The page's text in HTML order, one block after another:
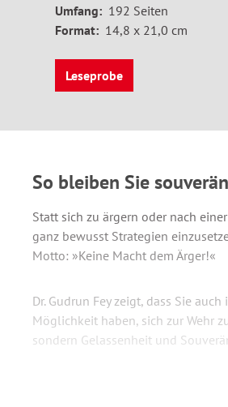
Umfang: 192 Seiten
Format: 14,8 x 21,0 cm
Leseprobe
So bleiben Sie
Statt sich zu ärgern oder nach
ganz bewusst Strategien
Motto: »Keine Macht dem Ärger!«
Dr. Gudrun Fey zeigt, dass Sie
Möglichkeit haben, sich zur Wehr
sondern Gelassenheit und